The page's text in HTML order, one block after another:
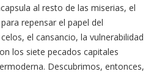
al resto de las miserias, el
repensar el papel del
el cansancio, la vulnerabilidad
los siete pecados capitales
Descubrimos, entonces,